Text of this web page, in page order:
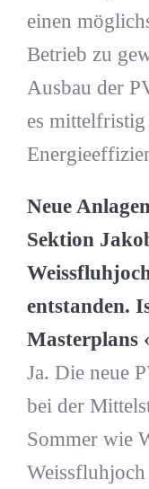
einen
Betrieb zu
Ausbau der
es
Neue
Sektion
entstanden.
Masterplans
Ja. Die neue
bei der
Sommer wie